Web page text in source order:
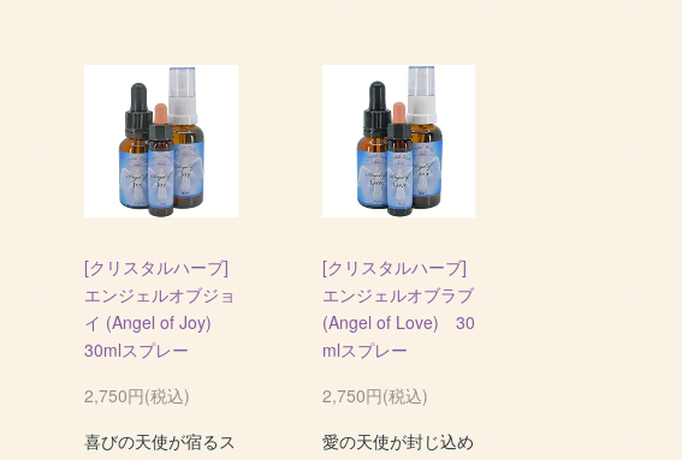
[クリスタルハーブ]
エンジェルオブジョ
イ (Angel of Joy)
30mlスプレー
2,750円(税込)
喜びの天使が宿るス
[クリスタルハーブ]
エンジェルオブラブ
(Angel of Love) 30
mlスプレー
2,750円(税込)
愛の天使が封じ込め